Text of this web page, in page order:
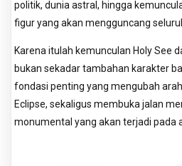
politik, dunia astral, hingga
figur yang akan mengguncang
Karena itulah kemunculan Holy See
bukan sekadar tambahan karakter
fondasi penting yang mengubah
Eclipse, sekaligus membuka jalan
monumental yang akan terjadi pada